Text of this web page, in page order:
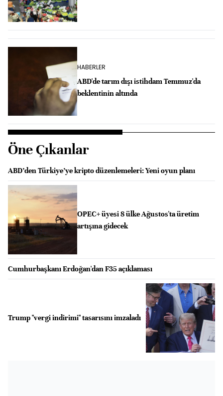
HABERLER
ABD'de tarım dışı istihdam Temmuz'da
beklentinin altında
Öne Çıkanlar
ABD’den Türkiye’ye kripto düzenlemeleri: Yeni oyun planı
OPEC+ üyesi 8 ülke Ağustos'ta üretim
artışına gidecek
Cumhurbaşkanı Erdoğan'dan F35 açıklaması
Trump "vergi indirimi" tasarısını imzaladı